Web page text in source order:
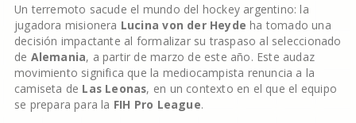
Un terremoto sacude el mundo del hockey argentino: la
jugadora misionera Lucina von der Heyde ha tomado una
decisión impactante al formalizar su traspaso al seleccionado
de Alemania, a partir de marzo de este año. Este audaz
movimiento significa que la mediocampista renuncia a la
camiseta de Las Leonas, en un contexto en el que el equipo
se prepara para la FIH Pro League.